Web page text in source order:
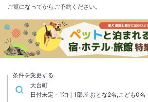
ご覧になってからご予約ください。
条件を変更する
大台町
日付未定 - 1泊｜1部屋 おとな2名,こども0名